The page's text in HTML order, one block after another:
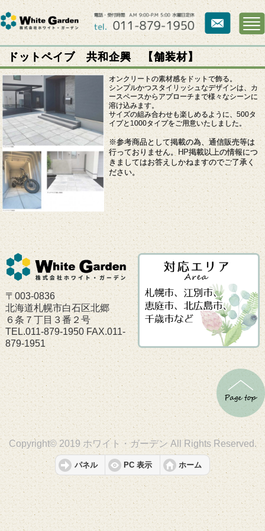
ドットペイブ 共和企興 【舗装材】
オンクリートの素材感をドットで飾る。
シンプルかつスタイリッシュなデザインは、カ
ースペースからアプローチまで様々なシーンに
溶け込みます。
サイズの組み合わせも楽しめるように、500タ
イプと1000タイプをご用意いたしました。
※参考商品として掲載の為、通信販売等は
行っておりません。HP掲載以上の情報につ
きましてはお答えしかねますのでご了承く
ださい。
〒003-0836
北海道札幌市白石区北郷
６条７丁目３番２号
TEL.011-879-1950 FAX.011-
879-1951
Copyright© 2019 ホワイト・ガーデン All Rights Reserved.
パネル PC 表示 ホーム